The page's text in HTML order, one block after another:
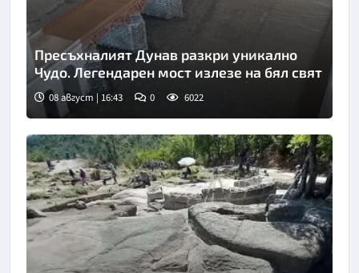
Пресъхналият Дунав разкри уникално
Чудо. Легендарен мост излезе на бял свят
08 август | 16:43 0 6022